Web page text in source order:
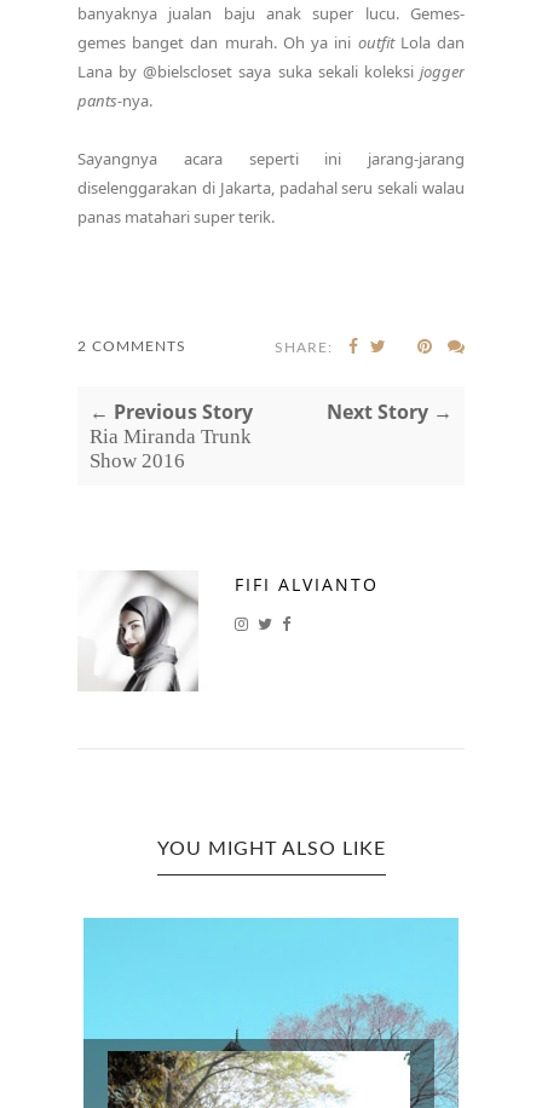
banyaknya jualan baju anak super lucu. Gemes-
gemes banget dan murah. Oh ya ini outfitLola dan
Lana by @bielscloset saya suka sekali koleksi jogger
pants-nya.
Sayangnya acara seperti ini jarang-jarang
diselenggarakan di Jakarta, padahal seru sekali walau
panas matahari super terik.
2 COMMENTS SHARE:
← Previous Story
Ria Miranda Trunk
Show 2016
Next Story →
FIFI ALVIANTO
YOU MIGHT ALSO LIKE